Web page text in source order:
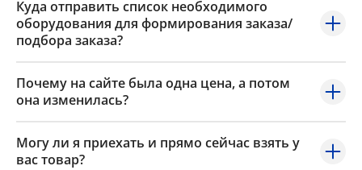
Куда отправить список необходимого
оборудования для формирования заказа/
подбора заказа?
Почему на сайте была одна цена, а потом
она изменилась?
Могу ли я приехать и прямо сейчас взять у
вас товар?